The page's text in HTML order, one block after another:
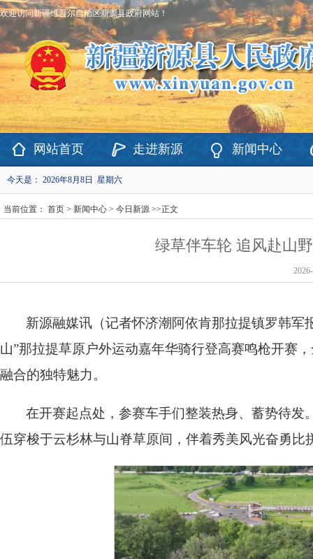
欢迎访问新疆维吾尔自治区新源县政府网站！
网站首页 走进新源 新闻中心
今天是： 2026年8月8日 星期六
当前位置： 首页 > 新闻中心 > 今日新源 >>正文
绿草伴车轮 追风赴山
新源融媒讯（记者怀济潮阿依肯那拉提镇罗韩
山”那拉提草原户外运动嘉年华骑行登高赛鸣枪开赛
融合的独特魅力。
在开赛起点处，参赛车手们整装热身、蓄势待
伍穿梭于云杉林与山脊草原间，伴着秀美风光奋勇